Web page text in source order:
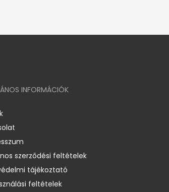
INFORMÁCIÓK
szerződési feltételek
tájékoztató
feltételek